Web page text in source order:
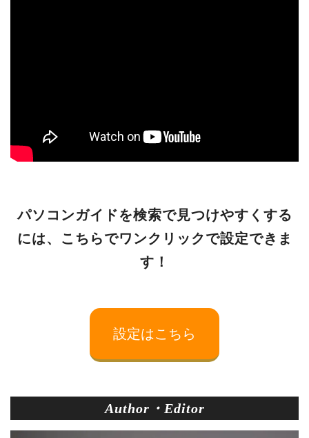
パソコンガイドを検索で見つけやすくする
には、こちらでワンクリックで設定できま
す！
設定はこちら
Author・Editor